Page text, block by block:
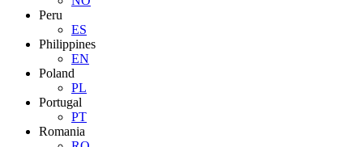
Peru
ES
Philippines
EN
Poland
PL
Portugal
PT
Romania